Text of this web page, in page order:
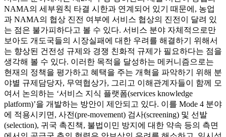
NAMA의 세부원칙 타결 시한과 연계되어 있기 때문에, 농업
과 NAMA의 협상 진전 여부에 서비스 협상의 진전이 달려 있
는 점은 불가피하다고 볼 수 있다. 서비스 분야 자체적으로만
보아도 개도국들의 시장실패에 대한 우려를 해결하기 위해서
는 향상된 건전성 규제와 경쟁 친화적 규제가 필요하다는 점을
생각해 볼 수 있다. 이러한 목적을 달성하는 메커니즘으로는
현재의 정책을 평가하고 혜택을 주는 개혁을 파악하기 위해 분
야별 규제담당자, 무역협상가, 그리고 이해관계자들이 함께 모
여서 논의하는 ‘서비스 지식 플랫폼(services knowledge
platform)’을 개발하는 방안이 제안되고 있다. 이를 Mode 4 분야
에 적용시키면, 사전(pre-movement) 검사(screening) 및 선발
(selection), 귀국 촉진책, 불법이민 방지에 대한 약속 등의 측면